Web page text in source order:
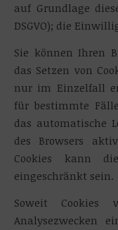
auf Grundlage
DSGVO); die
Sie können Ihren
das Setzen von
nur im Einzelfall
für bestimmte
das automatische
des Browsers
Cookies kann
eingeschränkt sein.
Soweit Cookies
Analysezwecken